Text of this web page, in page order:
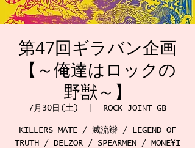
第47回ギラバン企画
【～俺達はロックの
野獣～】
7月30日(土) ROCK JOINT GB
KILLERS MATE / 滅流辮 / LEGEND OF
TRUTH / DELZOR / SPEARMEN / MONE¥I